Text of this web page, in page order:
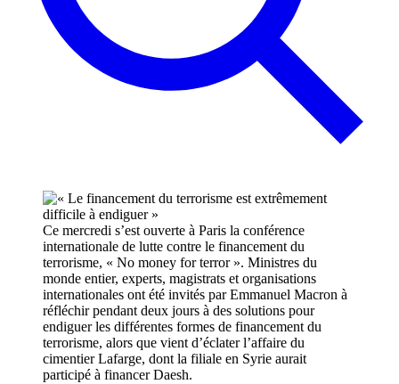
Ce mercredi s’est ouverte à Paris la conférence
internationale de lutte contre le financement du
terrorisme, « No money for terror ». Ministres du
monde entier, experts, magistrats et organisations
internationales ont été invités par Emmanuel Macron à
réfléchir pendant deux jours à des solutions pour
endiguer les différentes formes de financement du
terrorisme, alors que vient d’éclater l’affaire du
cimentier Lafarge, dont la filiale en Syrie aurait
participé à financer Daesh.